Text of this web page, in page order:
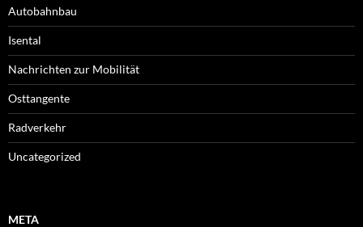
Autobahnbau
Isental
Nachrichten zur Mobilität
Osttangente
Radverkehr
Uncategorized
META